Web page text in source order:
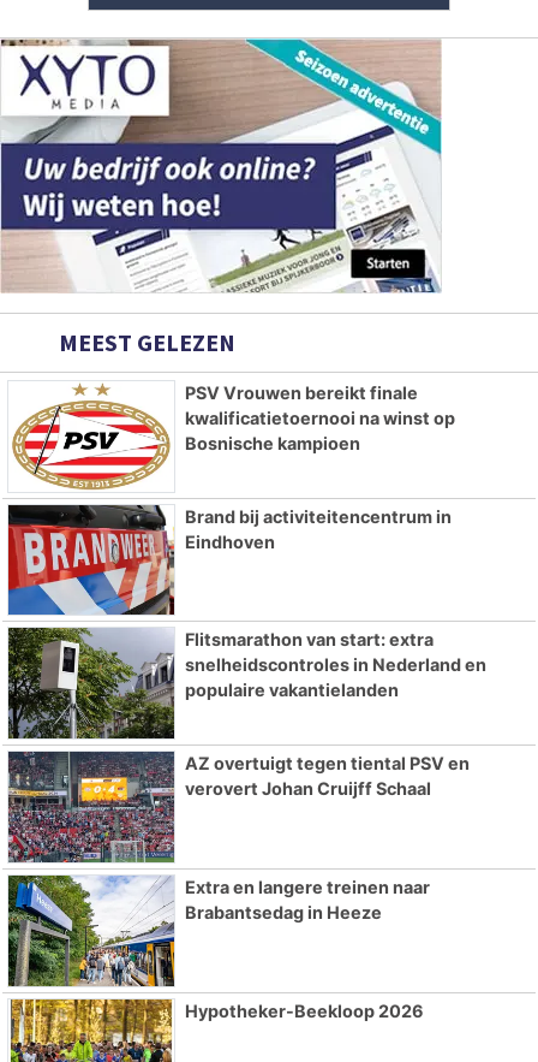
MEEST GELEZEN
PSV Vrouwen bereikt finale
kwalificatietoernooi na winst op
Bosnische kampioen
Brand bij activiteitencentrum in
Eindhoven
Flitsmarathon van start: extra
snelheidscontroles in Nederland en
populaire vakantielanden
AZ overtuigt tegen tiental PSV en
verovert Johan Cruijff Schaal
Extra en langere treinen naar
Brabantsedag in Heeze
Hypotheker-Beekloop 2026